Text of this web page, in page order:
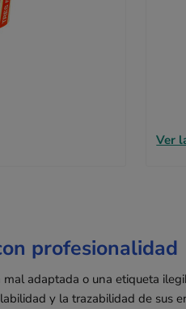
Ver
profesionalidad
adaptada o una etiqueta
y la trazabilidad de sus